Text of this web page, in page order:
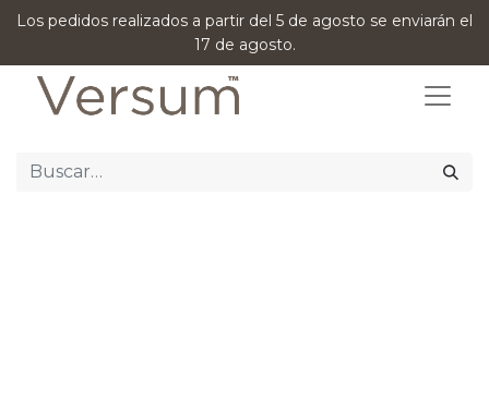
Los pedidos realizados a partir del 5 de agosto se enviarán el
17 de agosto.